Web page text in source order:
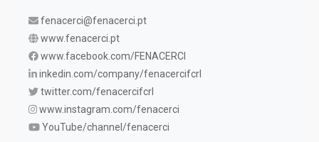
fenacerci@fenacerci.pt
www.fenacerci.pt
www.facebook.com/FENACERCI
inkedin.com/company/fenacercifcrl
twitter.com/fenacercifcrl
www.instagram.com/fenacerci
YouTube/channel/fenacerci